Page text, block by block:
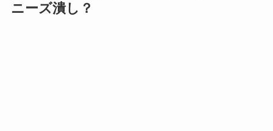
ニーズ潰し？